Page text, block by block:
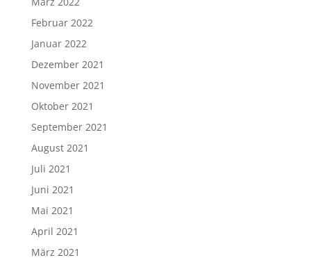
Februar 2022
Januar 2022
Dezember 2021
November 2021
Oktober 2021
September 2021
August 2021
Juli 2021
Juni 2021
Mai 2021
April 2021
März 2021